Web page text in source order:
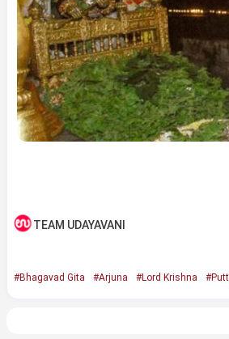
TEAM UDAYAVANI
#Bhagavad Gita #Arjuna #Lord Krishna